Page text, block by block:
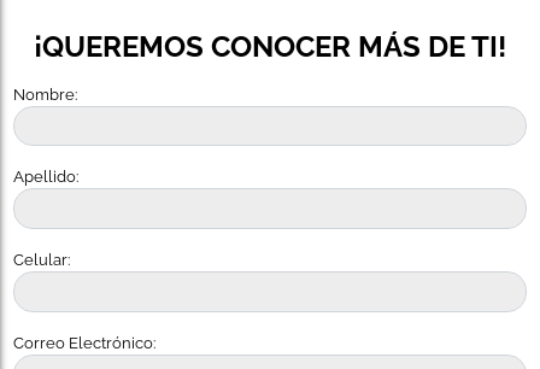
¡QUEREMOS CONOCER MÁS DE TI!
Nombre:
Apellido:
Celular:
Correo Electrónico: